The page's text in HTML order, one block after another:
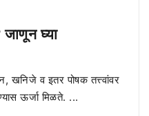
घ्या
खनिजे व इतर पोषक तत्त्वांवर
ऊर्जा मिळते. ...